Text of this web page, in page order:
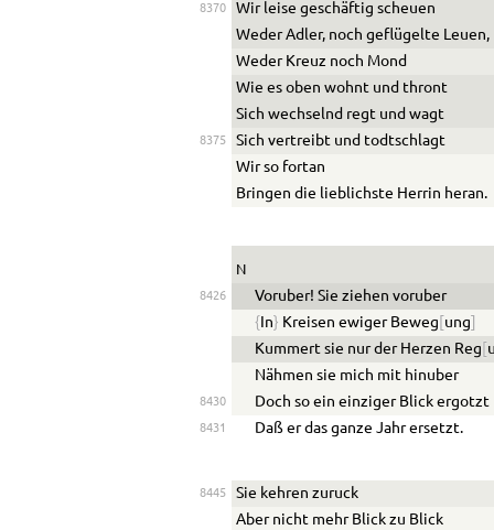
8370
Wir leise geschäftig scheuen
Weder Adler, noch geflügelte Leuen,
Weder Kreuz noch Mond
Wie es oben wohnt und thront
Sich wechselnd regt und wagt
8375 Sich vertreibt und todtschlagt
Wir so fortan
Bringen die lieblichste Herrin heran.
N
8426 Voru ber! Sie ziehen voru ber
{ In} Kreisen ewiger Beweg ung
Kummert sie nur der Herzen Reg
Nähmen sie mich mit hinu ber
8430 Doch so ein einziger Blick ergotzt
8431 Daß er das ganze Jahr ersetzt.
8445 Sie kehren zuruck
Aber nicht mehr Blick zu Blick